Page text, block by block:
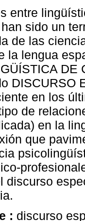
entre
sido un
de las
la lengua
DE
DISCURSO
en los
de
en la
que
discurso
: discurso